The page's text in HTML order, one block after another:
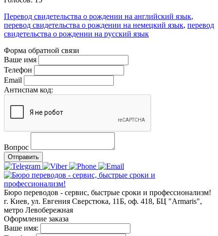
Перевод свидетельства о рождении на английский язык,
перевод свидетельства о рождении на немецкий язык, перевод
свидетельства о рождении на русский язык
Форма обратной связи
Ваше имя
Телефон
Email
Антиспам код:
Вопрос
Отправить
Бюро переводов - сервис, быстрые сроки и профессионализм!
г. Киев, ул. Евгения Сверстюка, 11Б, оф. 418, БЦ "Armaris",
метро Левобережная
Оформление заказа
Ваше имя: